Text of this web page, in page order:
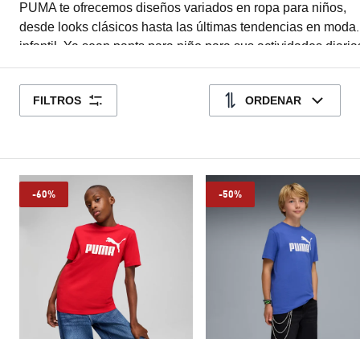
PUMA te ofrecemos diseños variados en ropa para niños,
desde looks clásicos hasta las últimas tendencias en moda
infantil. Ya sean pants para niño para sus actividades
sudaderas, chamarras y playeras. Compra tu ropa para
línea de forma rápida, segura y con envíos a todo el país.
a tus hijos con calidad, estilo y comodidad al mejor precio.
FILTROS ORDENAR
-60% -50%